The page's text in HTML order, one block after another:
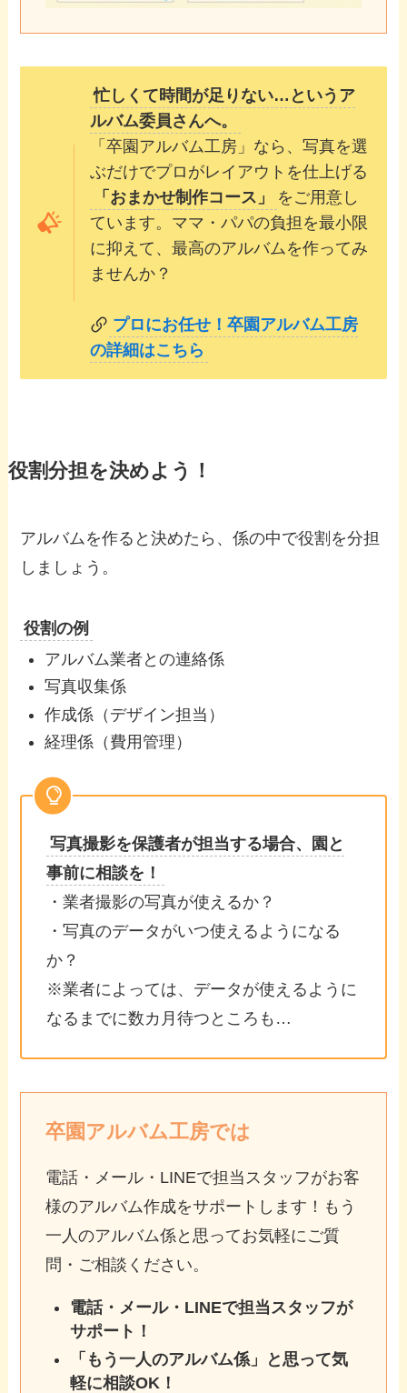
忙しくて時間が足りない…というア
ルバム委員さんへ。
「卒園アルバム工房」なら、写真を選
ぶだけでプロがレイアウトを仕上げる
「おまかせ制作コース」
をご用意し
ています。ママ・パパの負担を最小限
に抑えて、最高のアルバムを作ってみ
ませんか？
プロにお任せ！卒園アルバム工房
の詳細はこちら
役割分担を決めよう！
アルバムを作ると決めたら、係の中で役割を分担
しましょう。
役割の例
アルバム業者との連絡係
写真収集係
作成係（デザイン担当）
経理係（費用管理）
写真撮影を保護者が担当する場合、園と
事前に相談を！
・業者撮影の写真が使えるか？
・写真のデータがいつ使えるようになる
か？
※業者によっては、データが使えるように
なるまでに数カ月待つところも…
卒園アルバム工房では
電話・メール・LINEで担当スタッフがお客
様のアルバム作成をサポートします！もう
一人のアルバム係と思ってお気軽にご質
問・ご相談ください。
電話・メール・LINEで担当スタッフが
サポート！
「もう一人のアルバム係」と思って気
軽に相談OK！